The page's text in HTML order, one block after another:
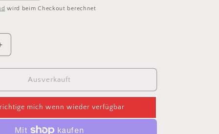
wird beim Checkout berechnet
Erhöhe
blue
Ausverkauft
mich wenn wieder verfügbar